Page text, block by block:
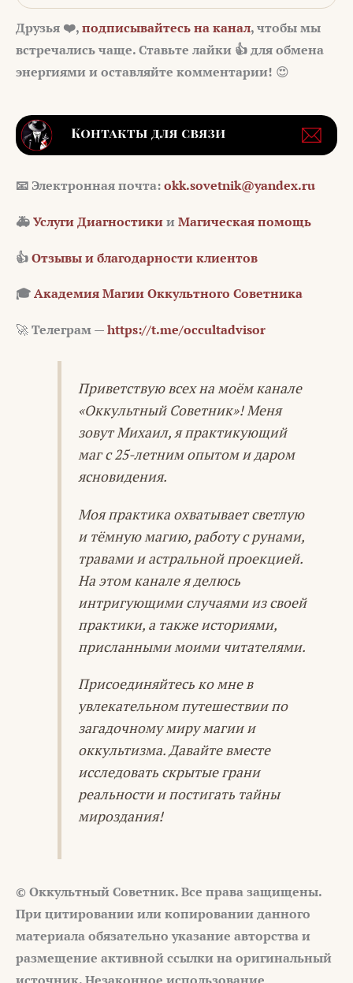
Друзья ❤️,подписывайтесь на канал, чтобы мы
встречались чаще. Ставьте лайки 👍 для обмена
энергиями и оставляйте комментарии! 😍
📧 Электронная почта:okk.sovetnik@yandex.ru
🚑Услуги ДиагностикииМагическая помощь
👍Отзывы и благодарности клиентов
🎓Академия Магии Оккультного Советника
🚀Телеграм —https://t.me/occultadvisor
Приветствую всех на моём канале
«Оккультный Советник»! Меня
зовут Михаил, я практикующий
маг с 25-летним опытом и даром
ясновидения.
Моя практика охватывает светлую
и тёмную магию, работу с рунами,
травами и астральной проекцией.
На этом канале я делюсь
интригующими случаями из своей
практики, а также историями,
присланными моими читателями.
Присоединяйтесь ко мне в
увлекательном путешествии по
загадочному миру магии и
оккультизма. Давайте вместе
исследовать скрытые грани
реальности и постигать тайны
мироздания!
© Оккультный Советник. Все права защищены.
При цитировании или копировании данного
материала обязательно указание авторства и
размещение активной ссылки на оригинальный